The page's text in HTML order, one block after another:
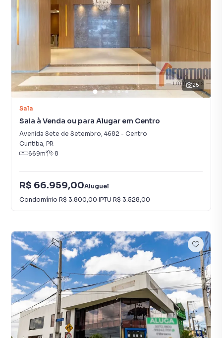
25
Sala
Sala à Venda ou para Alugar em Centro
Avenida Sete de Setembro, 4682 - Centro
Curitiba, PR
669m² 8
R$ 66.959,00Aluguel
Condomínio R$ 3.800,00·IPTU R$ 3.528,00